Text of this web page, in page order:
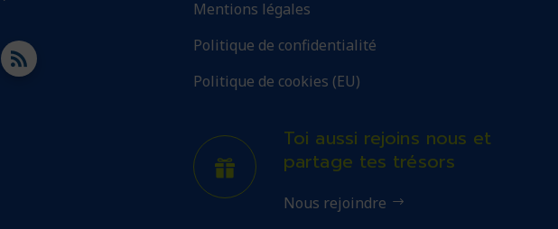
Mentions légales
Politique de confidentialité
Politique de cookies (EU)
Toi aussi rejoins nous et
partage tes trésors
Nous rejoindre